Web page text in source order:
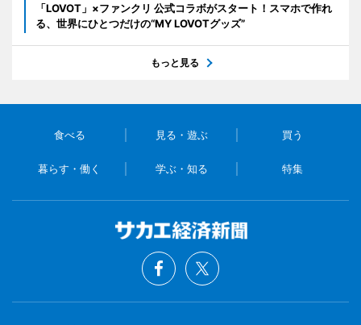
「LOVOT」×ファンクリ 公式コラボがスタート！スマホで作れ
る、世界にひとつだけの“MY LOVOTグッズ”
もっと見る
食べる 見る・遊ぶ 買う
暮らす・働く 学ぶ・知る 特集